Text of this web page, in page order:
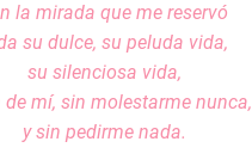
la mirada que me reservó
su dulce, su peluda vida,
su silenciosa vida,
de mí, sin molestarme nunca,
y sin pedirme nada.